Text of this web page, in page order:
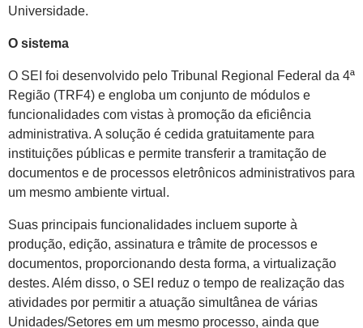
Universidade.
O sistema
O SEI foi desenvolvido pelo Tribunal Regional Federal da 4ª
Região (TRF4) e engloba um conjunto de módulos e
funcionalidades com vistas à promoção da eficiência
administrativa. A solução é cedida gratuitamente para
instituições públicas e permite transferir a tramitação de
documentos e de processos eletrônicos administrativos para
um mesmo ambiente virtual.
Suas principais funcionalidades incluem suporte à
produção, edição, assinatura e trâmite de processos e
documentos, proporcionando desta forma, a virtualização
destes. Além disso, o SEI reduz o tempo de realização das
atividades por permitir a atuação simultânea de várias
Unidades/Setores em um mesmo processo, ainda que